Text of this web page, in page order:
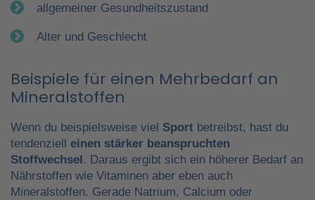
allgemeiner Gesundheitszustand
Alter und Geschlecht
Beispiele für einen Mehrbedarf an
Mineralstoffen
Wenn du beispielsweise viel Sport betreibst, hast du
tendenziell einen stärker beanspruchten
Stoffwechsel. Daraus ergibt sich ein höherer Bedarf an
Nährstoffen wie Vitaminen aber eben auch
Mineralstoffen. Gerade Natrium, Calcium oder